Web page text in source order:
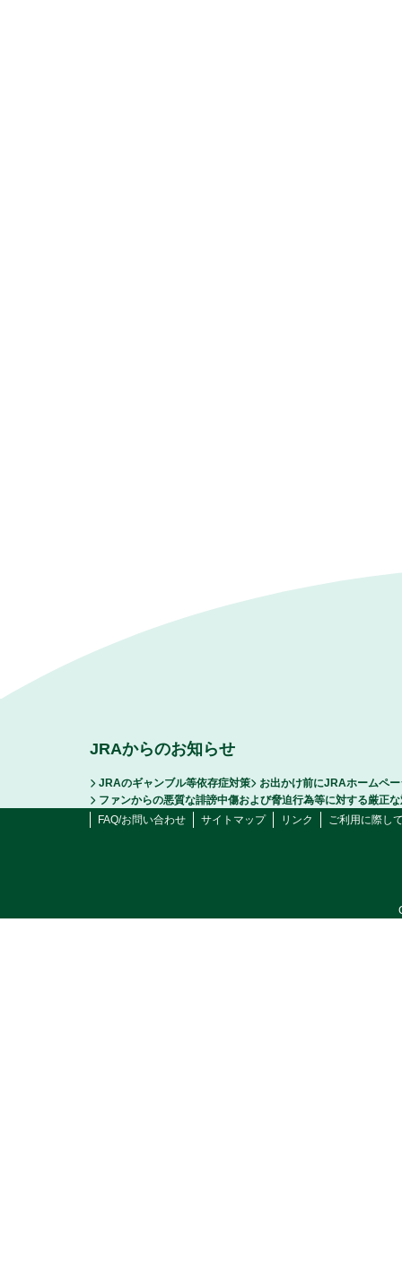
JRAからのお知らせ
JRAのギャンブル等依存症対策
お出かけ前にJRAホームペ
ファンからの悪質な誹謗中傷および脅迫行為等に対する厳正
FAQ/お問い合わせ
サイトマップ リンク ご利用に際し